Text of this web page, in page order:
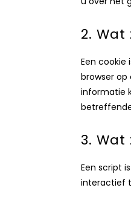
2. Wat
Een
browser
informatie
3.
Een script
interactief